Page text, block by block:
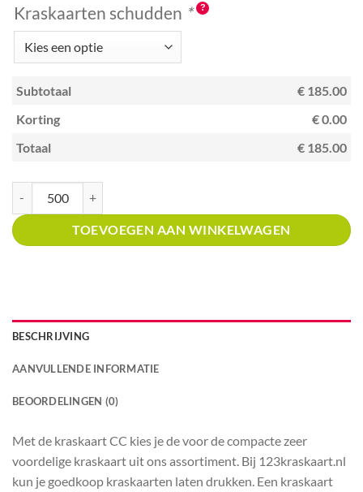
Kraskaarten schudden *
Subtotaal
€ 185.00
Korting
€ 0.00
Totaal
€ 185.00
TOEVOEGEN AAN WINKELWAGEN
BESCHRIJVING
AANVULLENDE INFORMATIE
BEOORDELINGEN (0)
Met de kraskaart CC kies je de voor de compacte zeer
voordelige kraskaart uit ons assortiment. Bij 123kraskaart.nl
kun je goedkoop kraskaarten laten drukken. Een kraskaart